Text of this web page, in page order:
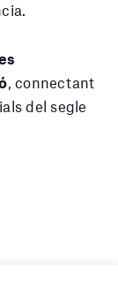
, connectant
del segle